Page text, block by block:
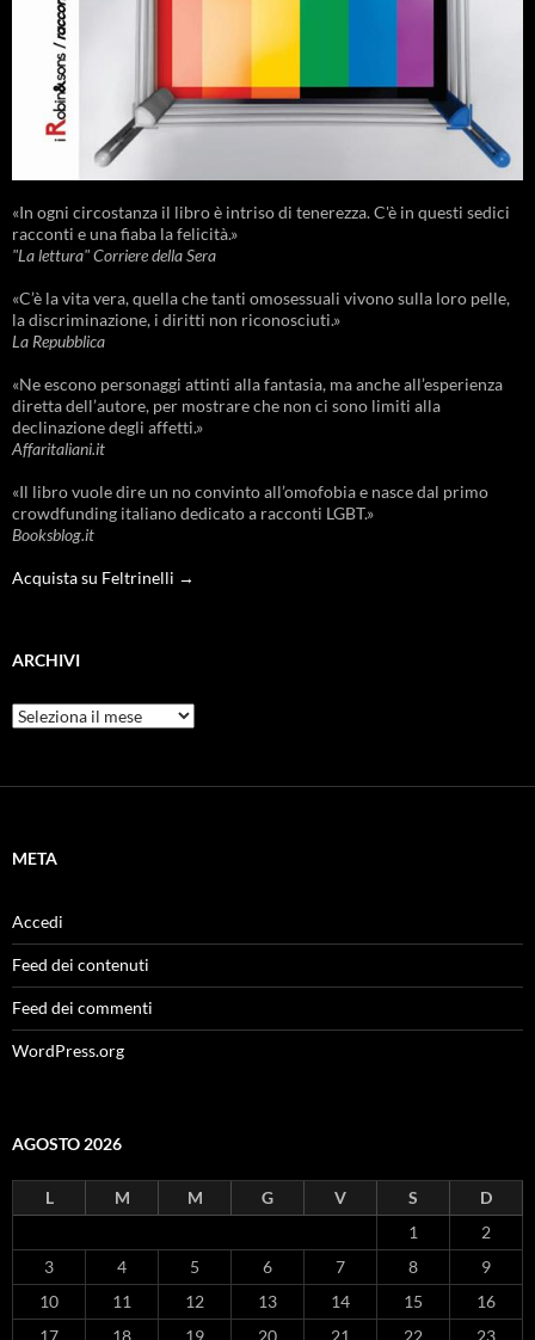
«In ogni circostanza il libro è intriso di tenerezza. C'è in questi sedici
racconti e una fiaba la felicità.»
"La lettura" Corriere della Sera
«C’è la vita vera, quella che tanti omosessuali vivono sulla loro pelle,
la discriminazione, i diritti non riconosciuti.»
La Repubblica
«Ne escono personaggi attinti alla fantasia, ma anche all’esperienza
diretta dell’autore, per mostrare che non ci sono limiti alla
declinazione degli affetti.»
Affaritaliani.it
«Il libro vuole dire un no convinto all’omofobia e nasce dal primo
crowdfunding italiano dedicato a racconti LGBT.»
Booksblog.it
Acquista su Feltrinelli →
ARCHIVI
Archivi
META
Accedi
Feed dei contenuti
Feed dei commenti
WordPress.org
AGOSTO 2026
L M M G V S
D
1
2
3
4 5 6 7 8
9
10
11 12 13 14 15
16